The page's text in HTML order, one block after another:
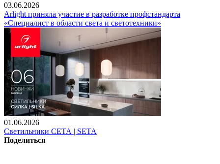
03.06.2026
Arlight приняла участие в разработке профстандарта
«Специалист в области света и светотехники»
01.06.2026
Светильники СЕТА | SETA
Поделиться